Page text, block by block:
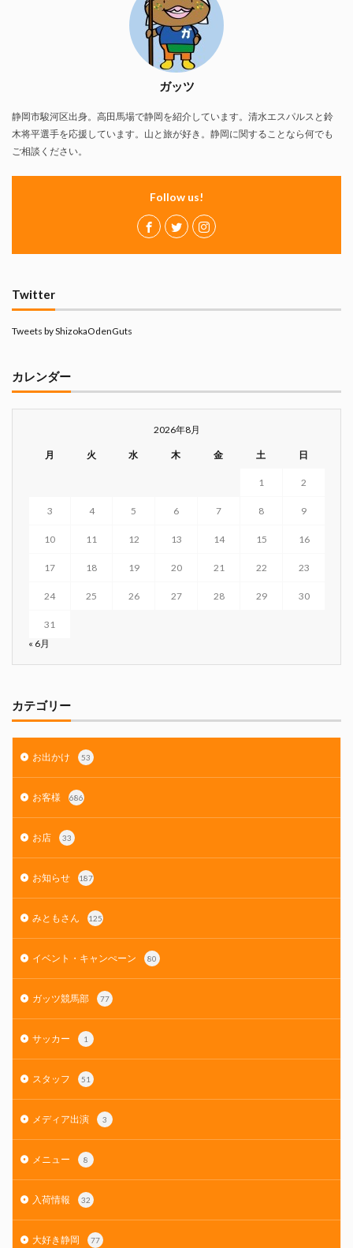
ガッツ
静岡市駿河区出身。高田馬場で静岡を紹介しています。清水エスパルスと鈴
木将平選手を応援しています。山と旅が好き。静岡に関することなら何でも
ご相談ください。
Follow us!
Twitter
Tweets by ShizokaOdenGuts
カレンダー
2026年8月
月 火 水 木 金 土 日
1 2
3 4 5 6 7 8 9
10 11 12 13 14 15 16
17 18 19 20 21 22 23
24 25 26 27 28 29 30
31
« 6月
カテゴリー
お出かけ 53
お客様 686
お店 33
お知らせ 187
みともさん 125
イベント・キャンぺーン 80
ガッツ競馬部 77
サッカー 1
スタッフ 51
メディア出演 3
メニュー 8
入荷情報 32
大好き静岡 77